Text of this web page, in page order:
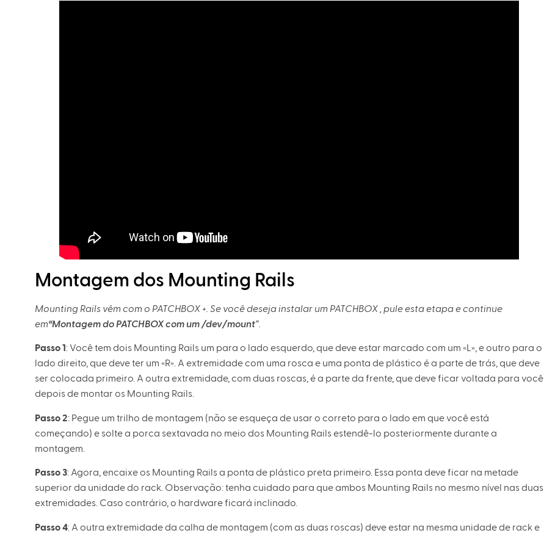
Montagem dos Mounting Rails
Mounting Rails vêm com o PATCHBOX +. Se você deseja instalar um PATCHBOX , pule esta etapa e continue
em“Montagem do PATCHBOX com um /dev/mount”.
Passo 1 : Você tem dois Mounting Rails um para o lado esquerdo, que deve estar marcado com um «L», e outro para o
lado direito, que deve ter um «R». A extremidade com uma rosca e uma ponta de plástico é a parte de trás, que deve
ser colocada primeiro. A outra extremidade, com duas roscas, é a parte da frente, que deve ficar voltada para você
depois de montar os Mounting Rails.
Passo 2: Pegue um trilho de montagem (não se esqueça de usar o correto para o lado em que você está
começando) e solte a porca sextavada no meio dos Mounting Rails estendê-lo posteriormente durante a
montagem.
Passo 3: Agora, encaixe os Mounting Rails a ponta de plástico preta primeiro. Essa ponta deve ficar na metade
superior da unidade do rack. Observação: tenha cuidado para que ambos Mounting Rails no mesmo nível nas duas
extremidades. Caso contrário, o hardware ficará inclinado.
Passo 4: A outra extremidade da calha de montagem (com as duas roscas) deve estar na mesma unidade de rack e